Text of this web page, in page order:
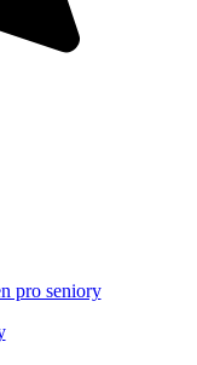
pro seniory